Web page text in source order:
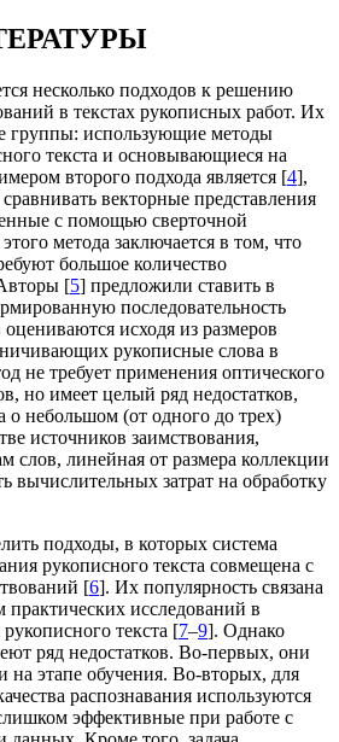
несколько подходов к решению
в текстах рукописных работ. Их
группы: использующие методы
текста и основывающиеся на
второго подхода является [4],
векторные представления
с помощью сверточной
метода заключается в том, что
большое количество
[5] предложили ставить в
последовательность
исходя из размеров
рукописные слова в
не требует применения оптического
но имеет целый ряд недостатков,
о небольшом (от одного до трех)
источников заимствования,
слов, линейная от размера коллекции
вычислительных затрат на обработку
подходы, в которых система
рукописного текста совмещена с
[6]. Их популярность связана
исследований в
текста [7–9]. Однако
ряд недостатков. Во-первых, они
на этапе обучения. Во-вторых, для
распознавания используются
эффективные при работе с